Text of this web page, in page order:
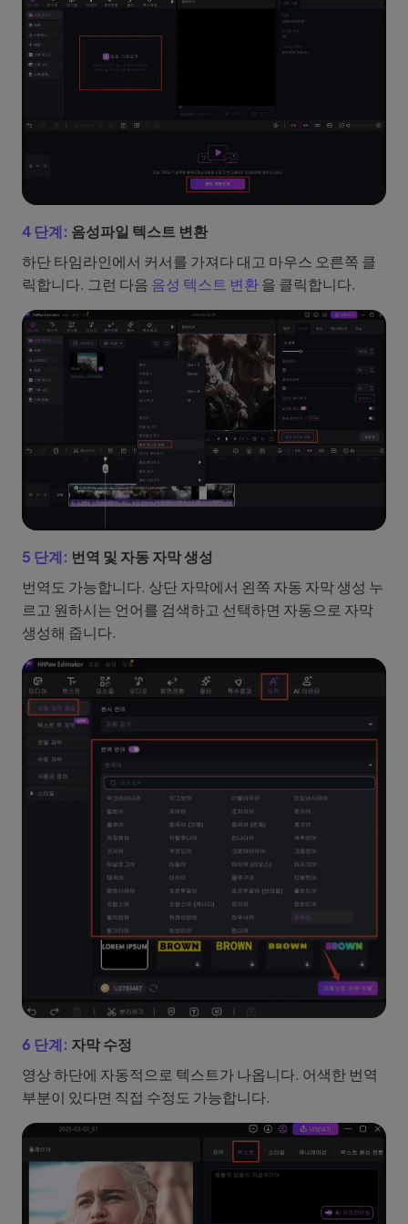
4 단계: 음성파일 텍스트 변환
하단 타임라인에서 커서를 가져다 대고 마우스 오른쪽 클
릭합니다. 그런 다음 음성 텍스트 변환을 클릭합니다.
5 단계: 번역 및 자동 자막 생성
번역도 가능합니다. 상단 자막에서 왼쪽 자동 자막 생성 누
르고 원하시는 언어를 검색하고 선택하면 자동으로 자막
생성해 줍니다.
6 단계: 자막 수정
영상 하단에 자동적으로 텍스트가 나옵니다. 어색한 번역
부분이 있다면 직접 수정도 가능합니다.